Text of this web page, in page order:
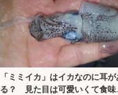
「ミミイカ」はイカなのに耳が
る？ 見た目は可愛いくて食味